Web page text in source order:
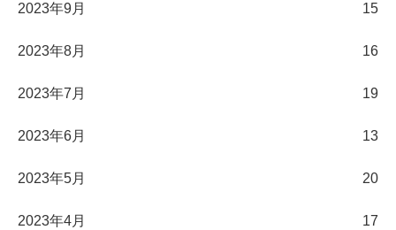
2023年9月 15
2023年8月 16
2023年7月 19
2023年6月 13
2023年5月 20
2023年4月 17